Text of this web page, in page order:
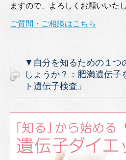
ますので、よろしくお願いいたし
ご質問・ご相談はこちら
▼自分を知るための１つ
しょうか？：肥満遺伝子
ト遺伝子検査」